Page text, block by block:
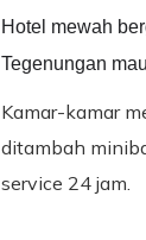
Hotel mewah
Tegenungan
Kamar-kamar
ditambah
service 24 jam.